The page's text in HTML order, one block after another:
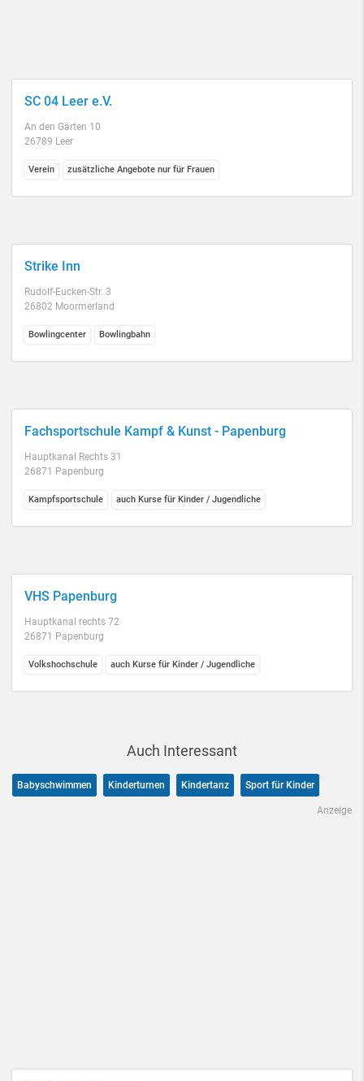
SC 04 Leer e.V.
An den Gärten 10
26789 Leer
Verein zusätzliche Angebote nur für Frauen
Strike Inn
Rudolf-Eucken-Str. 3
26802 Moormerland
Bowlingcenter Bowlingbahn
Fachsportschule Kampf & Kunst - Papenburg
Hauptkanal Rechts 31
26871 Papenburg
Kampfsportschule auch Kurse für Kinder / Jugendliche
VHS Papenburg
Hauptkanal rechts 72
26871 Papenburg
Volkshochschule auch Kurse für Kinder / Jugendliche
Auch Interessant
Babyschwimmen Kinderturnen Kindertanz Sport für Kinder
Anzeige